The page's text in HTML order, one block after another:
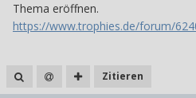
Thema eröffnen.
https://www.trophies.de/forum/
Zitieren